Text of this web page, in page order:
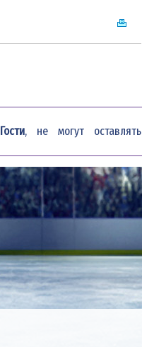
Гости, не могут оставлять